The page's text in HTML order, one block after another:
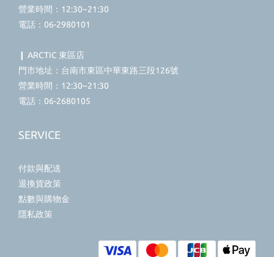
營業時間：12:30~21:30
電話：06-2980101
❙ ARCTIC 東區店
門市地址：台南市東區中華東路三段126號
營業時間：12:30~21:30
電話：06-2680105
SERVICE
付款與配送
退換貨政策
點數與購物金
隱私政策